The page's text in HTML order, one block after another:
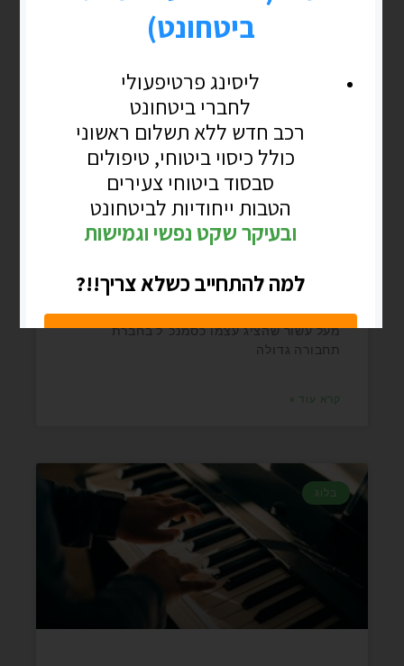
נע"ת > אזרחות ומה שביניהם
נלך קצת במנהרת הזמן לימי הקורונה ולקורס
דירקטורים מקוון בסגר בהמצאה שהכרנו
>ZOOMבאחד המחזורים הצטרף פורש ותיק
מעל עשור שהציג עצמו כסמנכ"ל בחברת
תחבורה גדולה
קרא עוד »
בלוג